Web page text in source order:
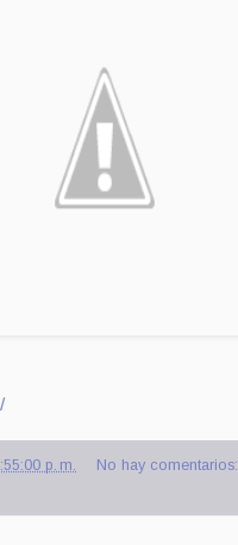
p. m.
No hay comentarios: